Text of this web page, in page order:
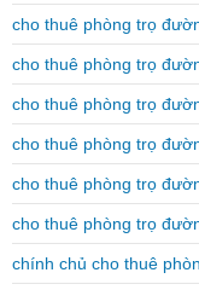
cho thuê phòng trọ
cho thuê phòng trọ
cho thuê phòng trọ
cho thuê phòng trọ
cho thuê phòng trọ
cho thuê phòng trọ
chính chủ cho thuê